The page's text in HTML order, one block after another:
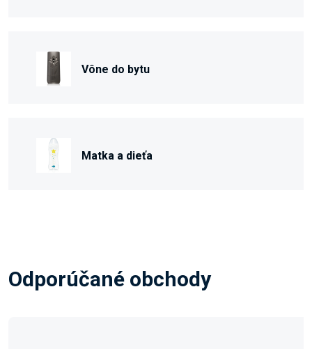
Vône do bytu
Matka a dieťa
Odporúčané obchody